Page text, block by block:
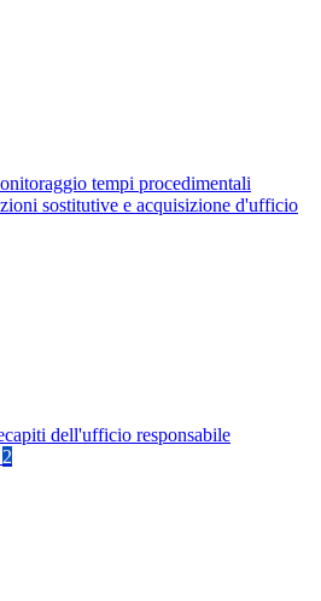
tempi procedimentali
sostitutive e acquisizione d'ufficio
dell'ufficio responsabile
2